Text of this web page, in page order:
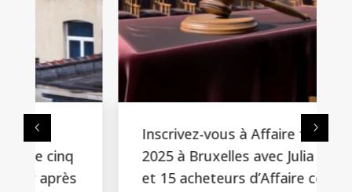
Inscrivez-vous à Affaire for Life
2025 à Bruxelles avec Julia Vignali
et 15 acheteurs d’Affaire conclue